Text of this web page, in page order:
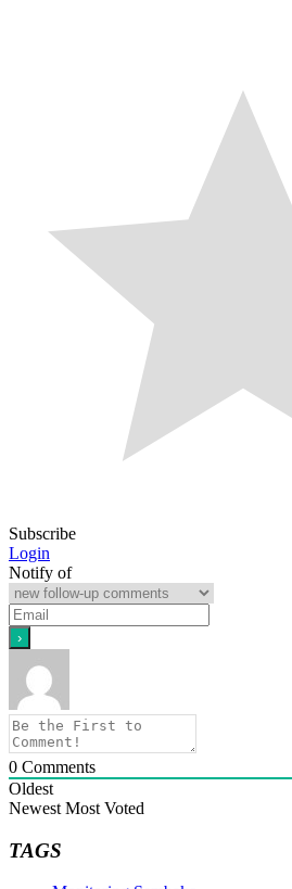
Subscribe
Login
Notify of
0 Comments
Oldest
Newest Most Voted
TAGS